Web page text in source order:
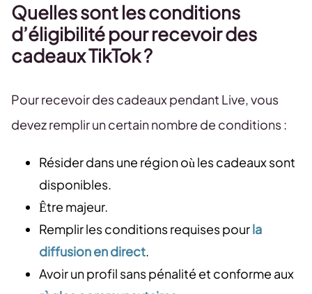
Quelles sont les conditions
d’éligibilité pour recevoir des
cadeaux TikTok ?
Pour recevoir des cadeaux pendant Live, vous
devez remplir un certain nombre de conditions :
Résider dans une région où les cadeaux sont
disponibles.
Être majeur.
Remplir les conditions requises pourla
diffusion en direct.
Avoir un profil sans pénalité et conforme aux